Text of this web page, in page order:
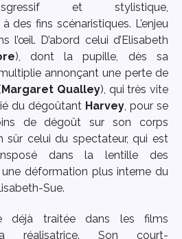
et stylistique,
des fins scénaristiques. L’enjeu
l’œil. D’abord celui d’Elisabeth
), dont la pupille, dès sa
annonçant une perte de
Margaret Qualley), qui très vite
du dégoûtant Harvey, pour se
de dégoût sur son corps
sûr celui du spectateur, qui est
dans la lentille des
déformation plus interne du
Sue.
déjà traitée dans les films
réalisatrice. Son court-